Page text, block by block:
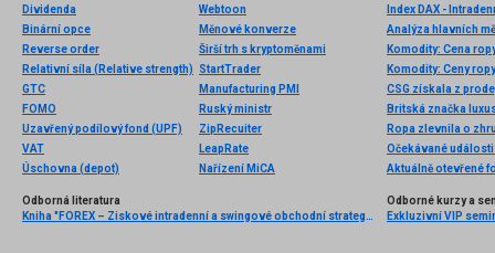
Dividenda
Binární opce
Reverse order
Relativní síla (Relative strength)
GTC
FOMO
Uzavřený podílový fond (UPF)
VAT
Úschovna (depot)
Webtoon
Měnové konverze
Širší trh s kryptoměnami
StartTrader
Manufacturing PMI
Ruský ministr
ZipRecuiter
LeapRate
Nařízení MiCA
Index DAX -
Analýza hlavních
Komodity: Cena
CSG získala z
Očekávané
Aktuálně otevřené
Odborná literatura
Kniha "FOREX – Ziskové intradenní a swingové obchodní strategie" od Kathy Lien vychází v češtině!
Odborné kurzy a